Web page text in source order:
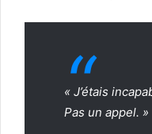
« J’étais
Pas un appel. »